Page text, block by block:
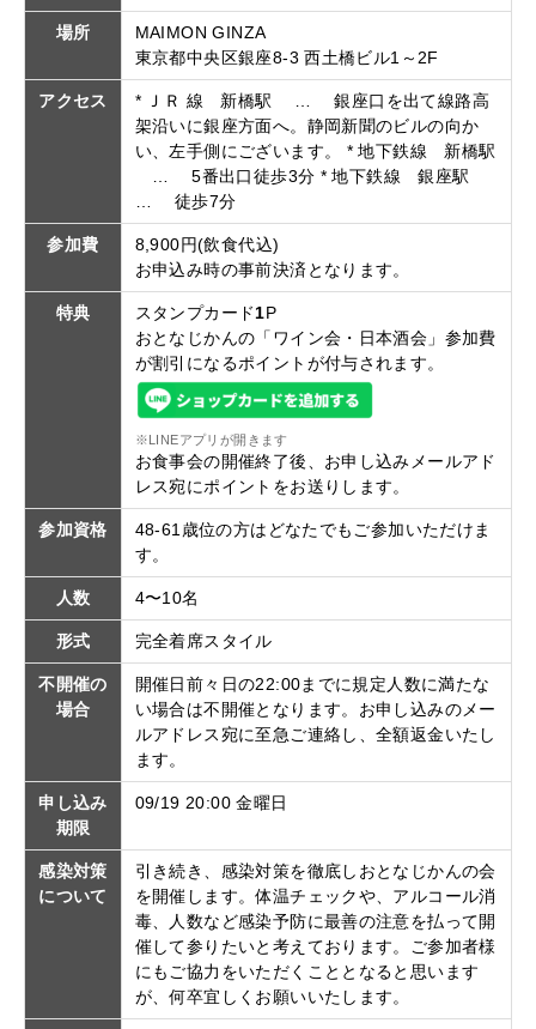
場所
MAIMON GINZA
東京都中央区銀座8-3 西土橋ビル1～2F
アクセス
* ＪＲ 線 新橋駅 … 銀座口を出て線路高
架沿いに銀座方面へ。静岡新聞のビルの向か
い、左手側にございます。 * 地下鉄線 新橋駅
… 5番出口徒歩3分 * 地下鉄線 銀座駅
… 徒歩7分
参加費
8,900円(飲食代込)
お申込み時の事前決済となります。
特典 スタンプカード1P
おとなじかんの「ワイン会・日本酒会」参加費
が割引になるポイントが付与されます。
※LINEアプリが開きます
お食事会の開催終了後、お申し込みメールアド
レス宛にポイントをお送りします。
参加資格
48-61歳位の方はどなたでもご参加いただけま
す。
人数 4〜10名
形式 完全着席スタイル
不開催の
場合
開催日前々日の22:00までに規定人数に満たな
い場合は不開催となります。お申し込みのメー
ルアドレス宛に至急ご連絡し、全額返金いたし
ます。
申し込み
期限
09/19 20:00 金曜日
感染対策
について
引き続き、感染対策を徹底しおとなじかんの会
を開催します。体温チェックや、アルコール消
毒、人数など感染予防に最善の注意を払って開
催して参りたいと考えております。ご参加者様
にもご協力をいただくこととなると思います
が、何卒宜しくお願いいたします。